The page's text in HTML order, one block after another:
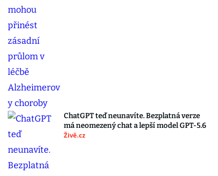
ChatGPT teď neunavíte. Bezplatná verze
má neomezený chat a lepší model GPT-5.6
Živě.cz